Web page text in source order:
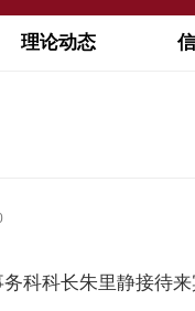
理论动态
科科长朱里静接待来